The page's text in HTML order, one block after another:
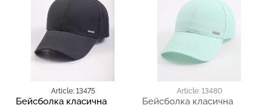
Article: 13475
Бейсболка класична
Article: 13480
Бейсболка класична